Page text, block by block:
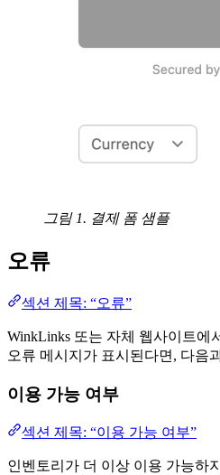
그림 1. 결제 폼 샘플
오류
섹션 제목: “오류”
WinkLinks 또는 자체 웹사이트에
오류 메시지가 표시된다면, 다음
이용 가능 여부
섹션 제목: “이용 가능 여부”
인벤토리가 더 이상 이용 가능하